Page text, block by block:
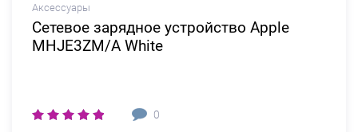
Аксессуары
Сетевое зарядное устройство Apple
MHJE3ZM/A White
0